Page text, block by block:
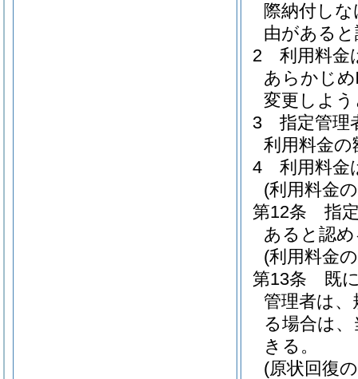
際納付し
由がある
2
利用料金
あらかじ
変更しよ
3
指定管理
利用料金
4
利用料金
(利用料金
第12条
指
あると認
(利用料金
第13条
既
管理者は
る場合は
きる。
(原状回復